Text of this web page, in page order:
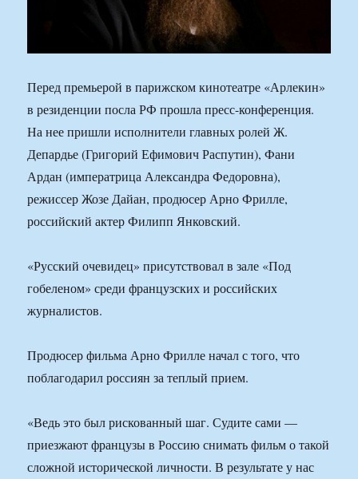
Перед премьерой в парижском кинотеатре «Арлекин»
в резиденции посла РФ прошла пресс-конференция.
На нее пришли исполнители главных ролей Ж.
Депардье (Григорий Ефимович Распутин), Фани
Ардан (императрица Александра Федоровна),
режиссер Жозе Дайан, продюсер Арно Фрилле,
российский актер Филипп Янковский.
«Русский очевидец» присутствовал в зале «Под
гобеленом» среди французских и российских
журналистов.
Продюсер фильма Арно Фрилле начал с того, что
поблагодарил россиян за теплый прием.
«Ведь это был рискованный шаг. Судите сами —
приезжают французы в Россию снимать фильм о такой
сложной исторической личности. В результате у нас